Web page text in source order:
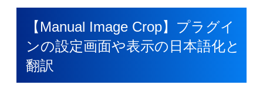
【Manual Image Crop】プラグイ
ンの設定画面や表示の日本語化と
翻訳